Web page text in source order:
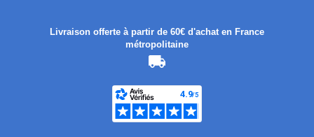
Livraison offerte à partir de 60€ d'achat en France
métropolitaine